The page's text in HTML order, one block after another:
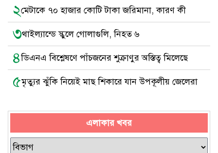
২মেটাকে ৭০ হাজার কোটি টাকা জরিমানা, কারণ কী
৩থাইল্যান্ডে স্কুলে গোলাগুলি, নিহত ৬
৪ডিএনএ বিশ্লেষণে পাঁচজনের শুক্রাণুর অস্তিত্ব মিলেছে
৫মৃত্যুর ঝুঁকি নিয়েই মাছ শিকারে যান উপকূলীয় জেলেরা
এলাকার খবর